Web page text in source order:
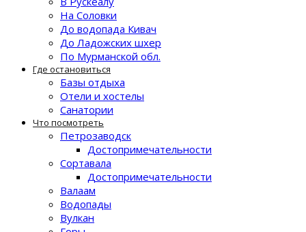
На Соловки
До водопада Кивач
До Ладожских шхер
По Мурманской обл.
Где остановиться
Базы отдыха
Отели и хостелы
Санатории
Что посмотреть
Петрозаводск
Достопримечательности
Сортавала
Достопримечательности
Валаам
Водопады
Вулкан